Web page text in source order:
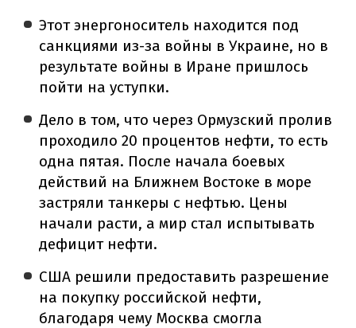
Этот энергоноситель находится под
санкциями из-за войны в Украине, но в
результате войны в Иране пришлось
пойти на уступки.
Дело в том, что через Ормузский пролив
проходило 20 процентов нефти, то есть
одна пятая. После начала боевых
действий на Ближнем Востоке в море
застряли танкеры с нефтью. Цены
начали расти, а мир стал испытывать
дефицит нефти.
США решили предоставить разрешение
на покупку российской нефти,
благодаря чему Москва смогла